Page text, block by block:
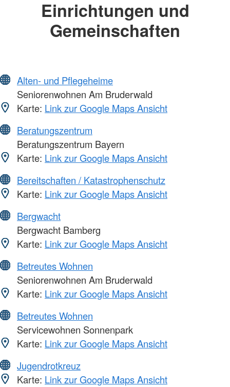
Einrichtungen und
Gemeinschaften
Alten- und Pflegeheime
Seniorenwohnen Am Bruderwald
Karte: Link zur Google Maps Ansicht
Beratungszentrum
Beratungszentrum Bayern
Karte: Link zur Google Maps Ansicht
Bereitschaften / Katastrophenschutz
Karte: Link zur Google Maps Ansicht
Bergwacht
Bergwacht Bamberg
Karte: Link zur Google Maps Ansicht
Betreutes Wohnen
Seniorenwohnen Am Bruderwald
Karte: Link zur Google Maps Ansicht
Betreutes Wohnen
Servicewohnen Sonnenpark
Karte: Link zur Google Maps Ansicht
Jugendrotkreuz
Karte: Link zur Google Maps Ansicht